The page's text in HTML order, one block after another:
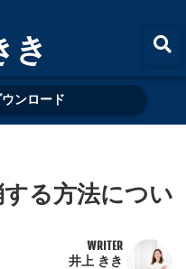
き
ンロード
る方法につい
WRITER
井上 きき